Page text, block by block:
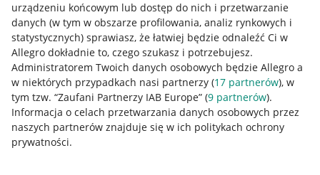
urządzeniu końcowym lub dostęp do nich i przetwarzanie
danych (w tym w obszarze profilowania, analiz rynkowych i
statystycznych) sprawiasz, że łatwiej będzie odnaleźć Ci w
Allegro dokładnie to, czego szukasz i potrzebujesz.
Administratorem Twoich danych osobowych będzie Allegro a
w niektórych przypadkach nasi partnerzy (17 partnerów), w
tym tzw. “Zaufani Partnerzy IAB Europe” (9 partnerów).
Informacja o celach przetwarzania danych osobowych przez
naszych partnerów znajduje się w ich politykach ochrony
prywatności.
Przydatne informacje
Jak to działa